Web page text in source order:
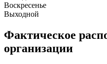
Воскресенье
Выходной
Фактическое
организации